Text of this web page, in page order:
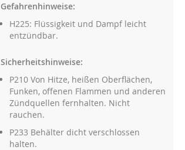
Gefahrenhinweise:
H225: Flüssigkeit und Dampf leicht
entzündbar.
Sicherheitshinweise:
P210 Von Hitze, heißen Oberflächen,
Funken, offenen Flammen und anderen
Zündquellen fernhalten. Nicht
rauchen.
P233 Behälter dicht verschlossen
halten.